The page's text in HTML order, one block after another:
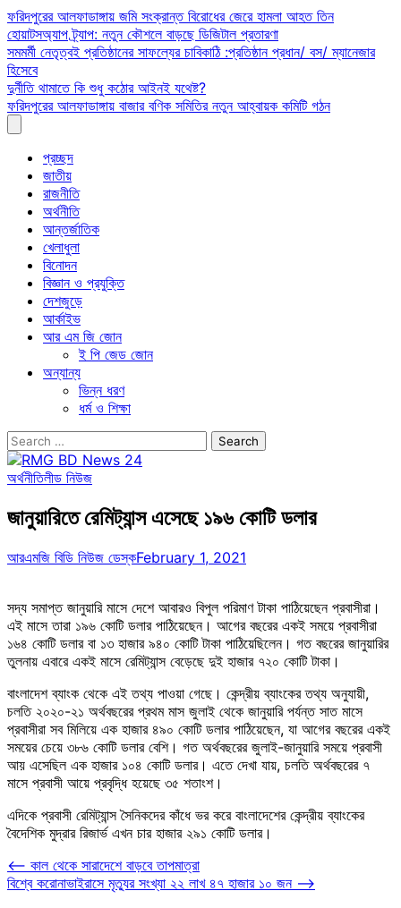
Skip
to
content
ফরিদপুরের আলফাডাঙ্গায় জমি সংক্রান্ত বিরোধের জেরে হামলা আহত তিন
হোয়াটসঅ্যাপ ট্র্যাপ: নতুন কৌশলে বাড়ছে ডিজিটাল প্রতারণা
সমমর্মী নেতৃত্বই প্রতিষ্ঠানের সাফল্যের চাবিকাঠি :প্রতিষ্ঠান প্রধান/ বস/ ম্যানেজার
হিসেবে
দুর্নীতি থামাতে কি শুধু কঠোর আইনই যথেষ্ট?
ফরিদপুরের আলফাডাঙ্গায় বাজার বণিক সমিতির নতুন আহ্বায়ক কমিটি গঠন
প্রচ্ছদ
জাতীয়
রাজনীতি
অর্থনীতি
আন্তর্জাতিক
খেলাধুলা
বিনোদন
বিজ্ঞান ও প্রযুক্তি
দেশজুড়ে
আর্কাইভ
আর এম জি জোন
ই পি জেড জোন
অন্যান্য
ভিন্ন ধরণ
ধর্ম ও শিক্ষা
Search
for:
অর্থনীতিলীড নিউজ
জানুয়ারিতে রেমিট্যান্স এসেছে ১৯৬ কোটি ডলার
আরএমজি বিডি নিউজ ডেস্কFebruary 1, 2021
সদ্য সমাপ্ত জানুয়ারি মাসে দেশে আবারও বিপুল পরিমাণ টাকা পাঠিয়েছেন প্রবাসীরা।
এই মাসে তারা ১৯৬ কোটি ডলার পাঠিয়েছেন। আগের বছরের একই সময়ে প্রবাসীরা
১৬৪ কোটি ডলার বা ১৩ হাজার ৯৪০ কোটি টাকা পাঠিয়েছিলেন। গত বছরের জানুয়ারির
তুলনায় এবারে একই মাসে রেমিট্যান্স বেড়েছে দুই হাজার ৭২০ কোটি টাকা।
বাংলাদেশ ব্যাংক থেকে এই তথ্য পাওয়া গেছে। কেন্দ্রীয় ব্যাংকের তথ্য অনুযায়ী,
চলতি ২০২০-২১ অর্থবছরের প্রথম মাস জুলাই থেকে জানুয়ারি পর্যন্ত সাত মাসে
প্রবাসীরা সব মিলিয়ে এক হাজার ৪৯০ কোটি ডলার পাঠিয়েছেন, যা আগের বছরের একই
সময়ের চেয়ে ৩৮৬ কোটি ডলার বেশি। গত অর্থবছরের জুলাই-জানুয়ারি সময়ে প্রবাসী
আয় এসেছিল এক হাজার ১০৪ কোটি ডলার। এতে দেখা যায়, চলতি অর্থবছরের ৭
মাসে প্রবাসী আয়ে প্রবৃদ্ধি হয়েছে ৩৫ শতাংশ।
এদিকে প্রবাসী রেমিট্যান্স সৈনিকদের কাঁধে ভর করে বাংলাদেশের কেন্দ্রীয় ব্যাংকের
বৈদেশিক মুদ্রার রিজার্ভ এখন চার হাজার ২৯১ কোটি ডলার।
Post
navigation
⟵ কাল থেকে সারাদেশে বাড়বে তাপমাত্রা
বিশ্বে করোনাভাইরাসে মৃত্যুর সংখ্যা ২২ লাখ ৪৭ হাজার ১০ জন ⟶